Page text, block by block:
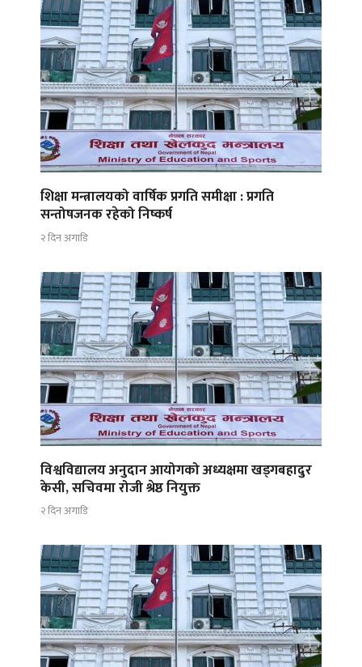
शिक्षा मन्त्रालयको वार्षिक प्रगति समीक्षा : प्रगति
सन्तोषजनक रहेको निष्कर्ष
२ दिन अगाडि
विश्वविद्यालय अनुदान आयोगको अध्यक्षमा खड्गबहादुर
केसी, सचिवमा रोजी श्रेष्ठ नियुक्त
२ दिन अगाडि